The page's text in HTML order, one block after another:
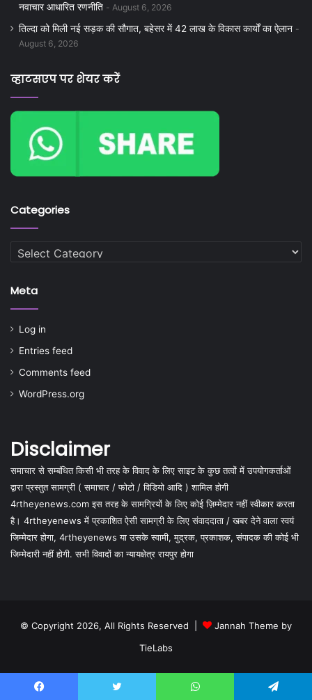
नवाचार आधारित रणनीति
August 6, 2026
तिल्दा को मिली नई सड़क की सौगात, बहेसर में 42 लाख के विकास कार्यों का ऐलान
August 6, 2026
व्हाटसएप पर शेयर करें
Categories
Categories
Meta
Log in
Entries feed
Comments feed
WordPress.org
Disclaimer
समाचार से सम्बंधित किसी भी तरह के विवाद के लिए साइट के कुछ तत्वों में उपयोगकर्ताओं
द्वारा प्रस्तुत सामग्री ( समाचार / फोटो / विडियो आदि ) शामिल होगी
4rtheyenews.com इस तरह के सामग्रियों के लिए कोई ज़िम्मेदार नहीं स्वीकार करता
है। 4rtheyenews में प्रकाशित ऐसी सामग्री के लिए संवाददाता / खबर देने वाला स्वयं
जिम्मेदार होगा, 4rtheyenews या उसके स्वामी, मुद्रक, प्रकाशक, संपादक की कोई भी
जिम्मेदारी नहीं होगी. सभी विवादों का न्यायक्षेत्र रायपुर होगा
© Copyright 2026, All Rights Reserved |
Jannah Theme by
TieLabs